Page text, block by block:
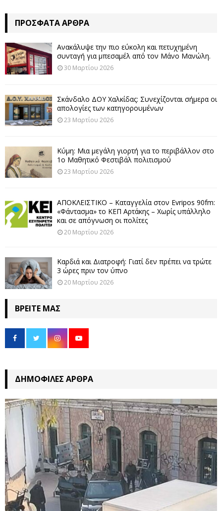
ΠΡΌΣΦΑΤΑ ΆΡΘΡΑ
Ανακάλυψε την πιο εύκολη και πετυχημένη
συνταγή για μπεσαμέλ από τον Μάνο Μανώλη.
30 Μαρτίου 2026
Σκάνδαλο ΔΟΥ Χαλκίδας: Συνεχίζονται σήμερα οι
απολογίες των κατηγορουμένων
23 Μαρτίου 2026
Κύμη: Μια μεγάλη γιορτή για το περιβάλλον στο
1ο Μαθητικό Φεστιβάλ πολιτισμού
23 Μαρτίου 2026
ΑΠΟΚΛΕΙΣΤΙΚΟ – Καταγγελία στον Evripos 90fm:
«Φάντασμα» το ΚΕΠ Αρτάκης – Χωρίς υπάλληλο
και σε απόγνωση οι πολίτες
20 Μαρτίου 2026
Καρδιά και Διατροφή: Γιατί δεν πρέπει να τρώτε
3 ώρες πριν τον ύπνο
20 Μαρτίου 2026
ΒΡΕΊΤΕ ΜΑΣ
ΔΗΜΟΦΙΛΈΣ ΆΡΘΡΑ